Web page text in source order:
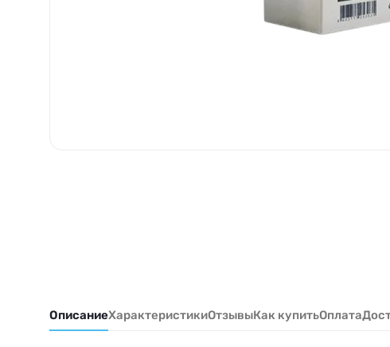
ОписаниеХарактеристикиОтзывыКак купитьОплата